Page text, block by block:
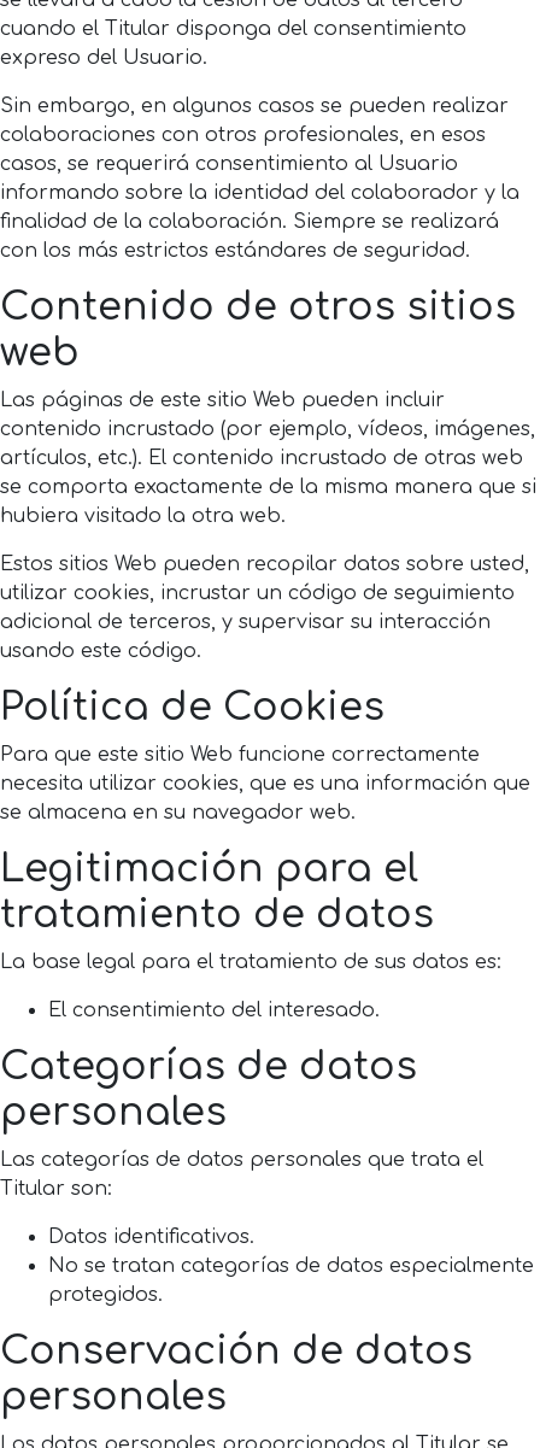
cuando el Titular disponga del consentimiento
expreso del Usuario.
Sin embargo, en algunos casos se pueden realizar
colaboraciones con otros profesionales, en esos
casos, se requerirá consentimiento al Usuario
informando sobre la identidad del colaborador y la
finalidad de la colaboración. Siempre se realizará
con los más estrictos estándares de seguridad.
Contenido de otros sitios
web
Las páginas de este sitio Web pueden incluir
contenido incrustado (por ejemplo, vídeos, imágenes,
artículos, etc.). El contenido incrustado de otras web
se comporta exactamente de la misma manera que si
hubiera visitado la otra web.
Estos sitios Web pueden recopilar datos sobre usted,
utilizar cookies, incrustar un código de seguimiento
adicional de terceros, y supervisar su interacción
usando este código.
Política de Cookies
Para que este sitio Web funcione correctamente
necesita utilizar cookies, que es una información que
se almacena en su navegador web.
Legitimación para el
tratamiento de datos
La base legal para el tratamiento de sus datos es:
El consentimiento del interesado.
Categorías de datos
personales
Las categorías de datos personales que trata el
Titular son:
Datos identificativos.
No se tratan categorías de datos especialmente
protegidos.
Conservación de datos
personales